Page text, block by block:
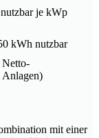
je kWp
kWh nutzbar
Netto-
Anlagen)
mit einer